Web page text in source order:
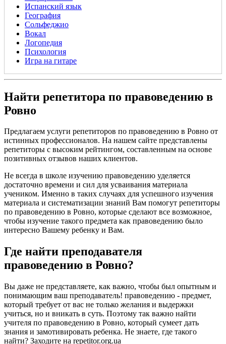
Испанский язык
География
Сольфеджио
Вокал
Логопедия
Психология
Игра на гитаре
Найти репетитора по правоведению в
Ровно
Предлагаем услуги репетиторов по правоведению в Ровно от
истинных профессионалов. На нашем сайте представлены
репетиторы с высоким рейтингом, составленным на основе
позитивных отзывов наших клиентов.
Не всегда в школе изучению правоведению уделяется
достаточно времени и сил для усваивания материала
учеником. Именно в таких случаях для успешного изучения
материала и систематизации знаний Вам помогут репетиторы
по правоведению в Ровно, которые сделают все возможное,
чтобы изучение такого предмета как правоведению было
интересно Вашему ребенку и Вам.
Где найти преподавателя
правоведению в Ровно?
Вы даже не представляете, как важно, чтобы был опытным и
понимающим ваш преподаватель! правоведению - предмет,
который требует от вас не только желания и выдержки
учиться, но и вникать в суть. Поэтому так важно найти
учителя по правоведению в Ровно, который сумеет дать
знания и замотивировать ребенка. Не знаете, где такого
найти? Заходите на repetitor.org.ua